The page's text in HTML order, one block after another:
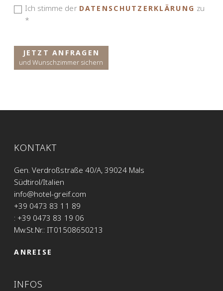
Ich stimme der DATENSCHUTZERKLÄRUNG zu
*
JETZT ANFRAGEN
und Wunschzimmer sichern
KONTAKT
Gen. Verdroßstraße 40/A, 39024 Mals
Südtirol/Italien
info@hotel-greif.com
+39 0473 83 11 89
: +39 0473 83 19 06
Mw.St.Nr.: IT01508650213
ANREISE
INFOS